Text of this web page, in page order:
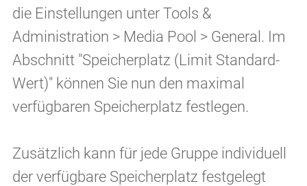
die Einstellungen unter Tools &
Administration > Media Pool > General. Im
Abschnitt "Speicherplatz (Limit Standard-
Wert)" können Sie nun den maximal
verfügbaren Speicherplatz festlegen.
Zusätzlich kann für jede Gruppe individuell
der verfügbare Speicherplatz festgelegt